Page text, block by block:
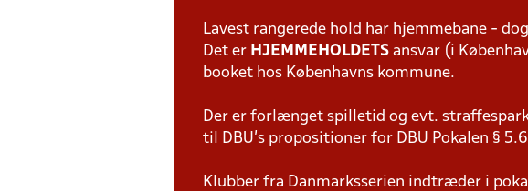
Lavest rangerede hold har hjemmebane -
Det er HJEMMEHOLDETS ansvar (i
booket hos Københavns kommune.
Der er forlænget spilletid og evt.
til DBU's propositioner for DBU Pokalen §
Klubber fra Danmarksserien indtræder i